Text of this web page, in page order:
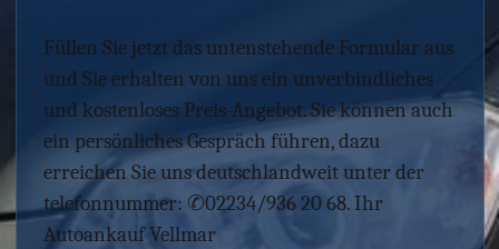
Füllen Sie jetzt das untenstehende Formular aus
und Sie erhalten von uns ein unverbindliches
und kostenloses Preis-Angebot. Sie können auch
ein persönliches Gespräch führen, dazu
erreichen Sie uns deutschlandweit unter der
telefonnummer: ✆02234/936 20 68. Ihr
Autoankauf Vellmar